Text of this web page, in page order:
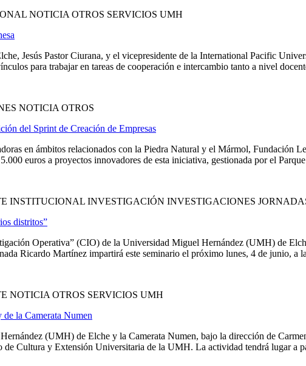
NOTICIA OTROS SERVICIOS UMH
Jesús Pastor Ciurana, y el vicepresidente de la International Pacific
para trabajar en tareas de cooperación e intercambio tanto a nivel
NOTICIA OTROS
del Sprint de Creación de Empresas
en ámbitos relacionados con la Piedra Natural y el Mármol, Fundación
euros a proyectos innovadores de esta iniciativa, gestionada por el
INSTITUCIONAL INVESTIGACIÓN INVESTIGACIONES
distritos”
Operativa” (CIO) de la Universidad Miguel Hernández (UMH) de
Ricardo Martínez impartirá este seminario el próximo lunes, 4 de junio, a
NOTICIA OTROS SERVICIOS UMH
la Camerata Numen
(UMH) de Elche y la Camerata Numen, bajo la dirección de
de Cultura y Extensión Universitaria de la UMH. La actividad tendrá lugar a